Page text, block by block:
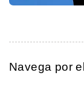
Navega por